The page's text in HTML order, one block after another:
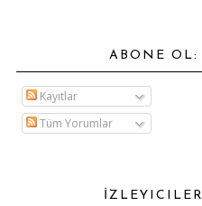
ABONE OL:
Kayıtlar
Tüm Yorumlar
İZLEYICILER